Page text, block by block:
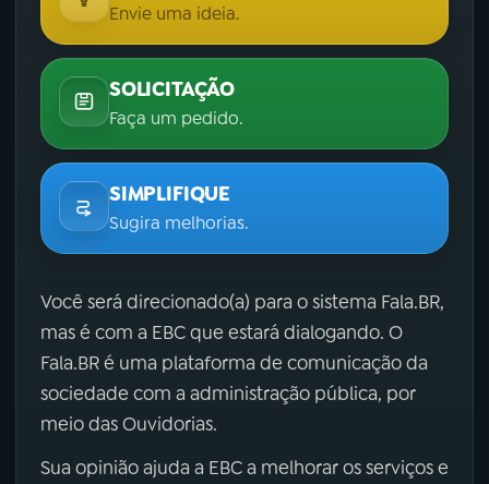
Envie uma ideia.
SOLICITAÇÃO
Faça um pedido.
SIMPLIFIQUE
Sugira melhorias.
Você será direcionado(a) para o sistema Fala.BR,
mas é com a EBC que estará dialogando. O
Fala.BR é uma plataforma de comunicação da
sociedade com a administração pública, por
meio das Ouvidorias.
Sua opinião ajuda a EBC a melhorar os serviços e